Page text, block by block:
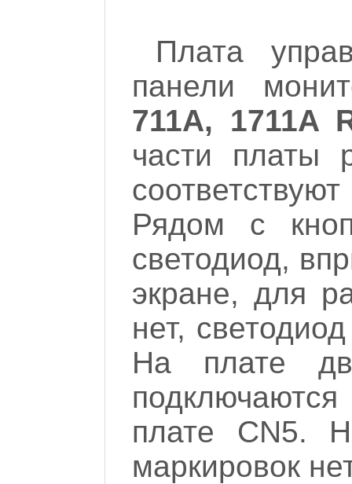
Плата
панели
711A, 1711A
части платы
Рядом с
светодиод,
экране, для
нет,
На плате
плате CN5.
маркировок